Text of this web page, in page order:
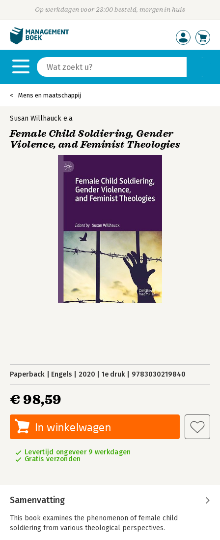
Op werkdagen voor 23:00 besteld, morgen in huis
Mens en maatschappij
Susan Willhauck e.a.
Female Child Soldiering, Gender
Violence, and Feminist Theologies
Paperback Engels 2020 1e druk 9783030219840
€ 98,59
In winkelwagen
Levertijd ongeveer 9 werkdagen
Gratis verzonden
Samenvatting
This book examines the phenomenon of female child
soldiering from various theological perspectives.